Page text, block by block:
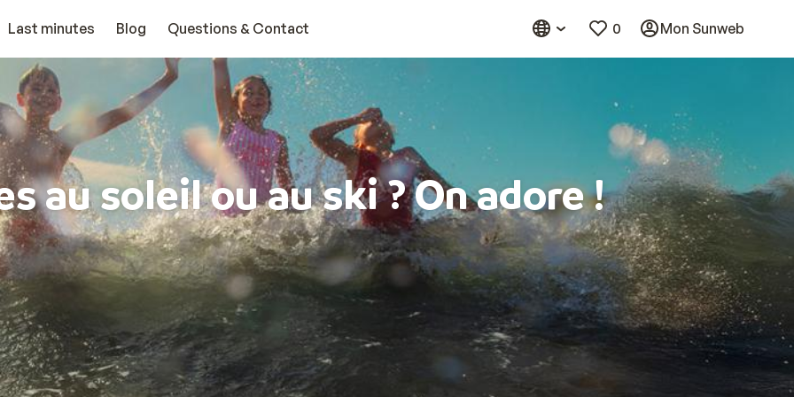
Last minutes Blog Questions & Contact 0 Mon Sunweb
au soleil ou au ski ? On adore !